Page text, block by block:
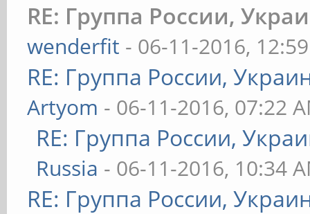
RE: Группа России,
wenderfit - 06-11-2016,
RE: Группа России,
Artyom - 06-11-2016, 07:22
RE: Группа России,
Russia - 06-11-2016, 10:34
RE: Группа России,